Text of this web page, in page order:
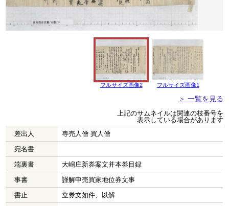
フルサイズ画像2 フルサイズ画像1
＞ 一覧を見る
上記のサムネイルは関連の枝番号を
表示している場合があります
差出人
専売人僧 買人僧
宛名書
端裏書
大嶋庄新券案文并本券目録
事書
謹解申売買家地位券文事
書止
立券文如件、以解